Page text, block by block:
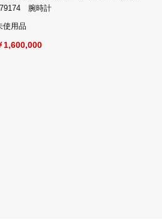
腕時計
使用品
1,600,000